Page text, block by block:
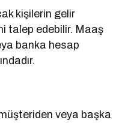
kişilerin gelir
talep edebilir. Maaş
banka hesap
veya başka